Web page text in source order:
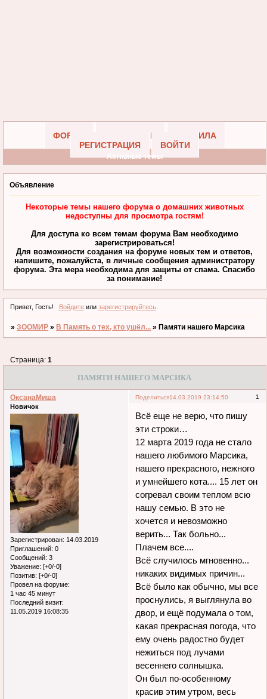
ФОРУМ УЧАСТНИКИ
ПРАВИЛА
РЕГИСТРАЦИЯ
ВОЙТИ
Активные темы
Объявление
Некоторые темы нашего форума о домашних животных
недоступны для просмотра гостям!
Для доступа ко всем темам форума Вам необходимо
зарегистрироваться!
Для возможности создания на форуме новых тем и ответов,
напишите, пожалуйста, в личные сообщения администратору
форума. Эта мера необходима для защиты от спама. Спасибо
за понимание!
Привет, Гость! Войдитеили зарегистрируйтесь.
»ЗООМИР » В Память о тех, кто ушёл... » Памяти нашего Марсика
ПАМЯТИ НАШЕГО МАРСИКА
Страница:1
Поделиться 1
14.03.2019 23:14:50
ОксанаМиша
Новичок
Зарегистрирован: 14.03.2019
Приглашений: 0
Сообщений: 3
Уважение: [+0/-0]
Позитив: [+0/-0]
Провел на форуме:
1 час 45 минут
Последний визит:
11.05.2019 16:08:35
Всё еще не верю, что пишу
эти строки…
12 марта 2019 года не стало
нашего любимого Марсика,
нашего прекрасного, нежного
и умнейшего кота.... 15 лет он
согревал своим теплом всю
нашу семью. В это не
хочется и невозможно
верить... Так больно...
Плачем все....
Всё случилось мгновенно...
никаких видимых причин...
Всё было как обычно, мы все
проснулись, я выглянула во
двор, и ещё подумала о том,
какая прекрасная погода, что
ему очень радостно будет
нежиться под лучами
весеннего солнышка.
Он был по-особенному
красив этим утром, весь